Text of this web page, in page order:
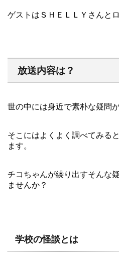
ゲストはＳＨＥＬＬＹさんと
放送内容は？
世の中には身近で素朴な疑問
そこにはよくよく調べてみる
ます。
チコちゃんが繰り出すそんな
ませんか？
学校の怪談とは